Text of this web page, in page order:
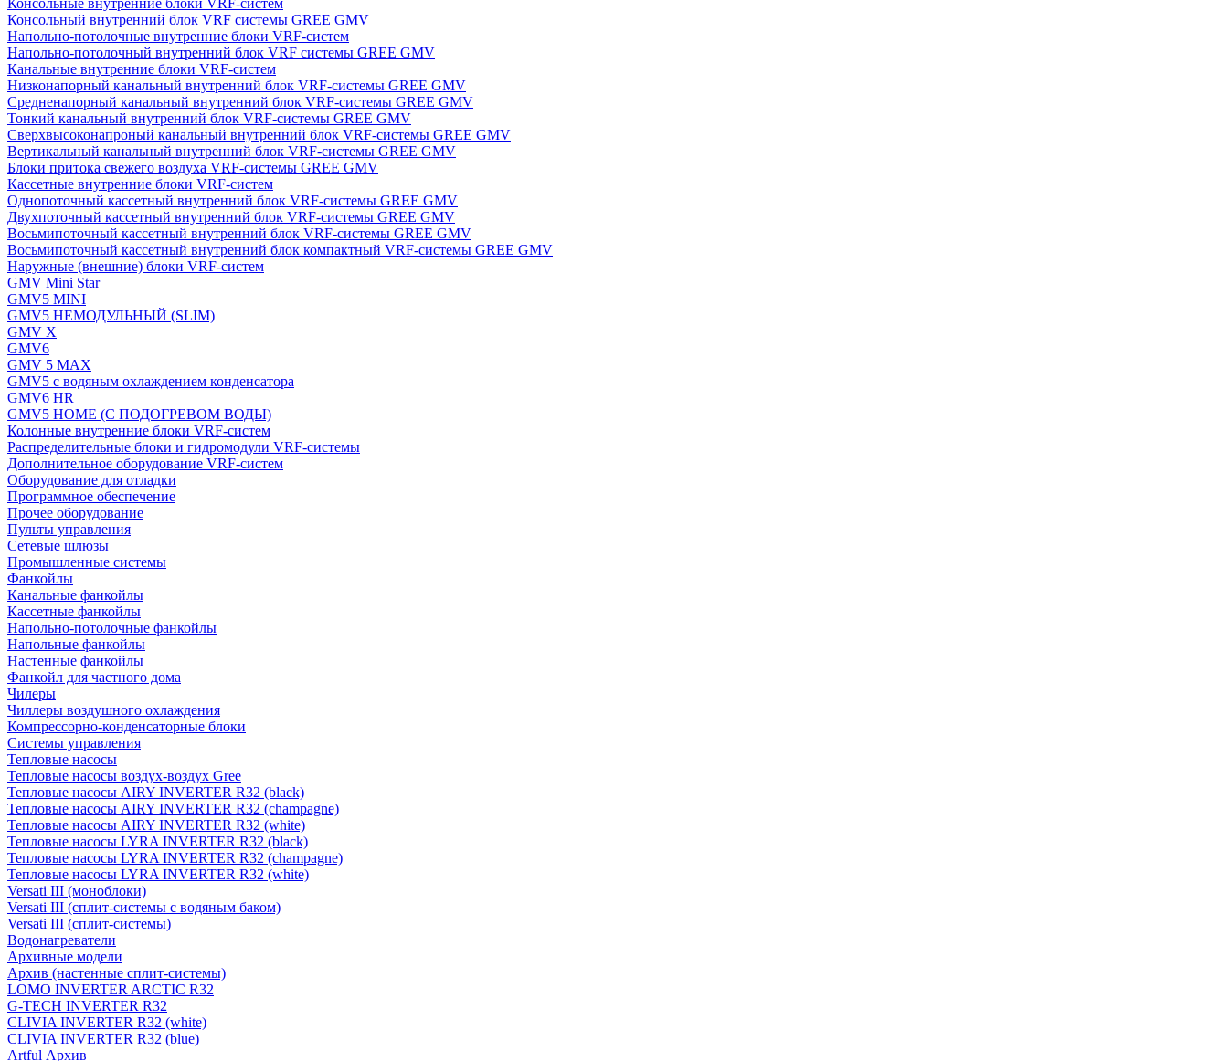
Консольные внутренние блоки VRF-систем
Консольный внутренний блок VRF системы GREE GMV
Напольно-потолочные внутренние блоки VRF-систем
Напольно-потолочный внутренний блок VRF системы GREE GMV
Канальные внутренние блоки VRF-систем
Низконапорный канальный внутренний блок VRF-системы GREE GMV
Средненапорный канальный внутренний блок VRF-системы GREE GMV
Тонкий канальный внутренний блок VRF-системы GREE GMV
Сверхвысоконапроный канальный внутренний блок VRF-системы GREE GMV
Вертикальный канальный внутренний блок VRF-системы GREE GMV
Блоки притока свежего воздуха VRF-системы GREE GMV
Кассетные внутренние блоки VRF-систем
Однопоточный кассетный внутренний блок VRF-системы GREE GMV
Двухпоточный кассетный внутренний блок VRF-системы GREE GMV
Восьмипоточный кассетный внутренний блок VRF-системы GREE GMV
Восьмипоточный кассетный внутренний блок компактный VRF-системы GREE GMV
Наружные (внешние) блоки VRF-систем
GMV Mini Star
GMV5 MINI
GMV5 НЕМОДУЛЬНЫЙ (SLIM)
GMV X
GMV6
GMV 5 MAX
GMV5 с водяным охлаждением конденсатора
GMV6 HR
GMV5 HOME (С ПОДОГРЕВОМ ВОДЫ)
Колонные внутренние блоки VRF-систем
Распределительные блоки и гидромодули VRF-системы
Дополнительное оборудование VRF-систем
Оборудование для отладки
Программное обеспечение
Прочее оборудование
Пульты управления
Сетевые шлюзы
Промышленные системы
Фанкойлы
Канальные фанкойлы
Кассетные фанкойлы
Напольно-потолочные фанкойлы
Напольные фанкойлы
Настенные фанкойлы
Фанкойл для частного дома
Чилеры
Чиллеры воздушного охлаждения
Компрессорно-конденсаторные блоки
Системы управления
Тепловые насосы
Тепловые насосы воздух-воздух Gree
Тепловые насосы AIRY INVERTER R32 (black)
Тепловые насосы AIRY INVERTER R32 (champagne)
Тепловые насосы AIRY INVERTER R32 (white)
Тепловые насосы LYRA INVERTER R32 (black)
Тепловые насосы LYRA INVERTER R32 (champagne)
Тепловые насосы LYRA INVERTER R32 (white)
Versati III (моноблоки)
Versati III (сплит-системы с водяным баком)
Versati III (сплит-системы)
Водонагреватели
Архивные модели
Архив (настенные сплит-системы)
LOMO INVERTER ARCTIC R32
G-TECH INVERTER R32
CLIVIA INVERTER R32 (white)
CLIVIA INVERTER R32 (blue)
Artful Архив